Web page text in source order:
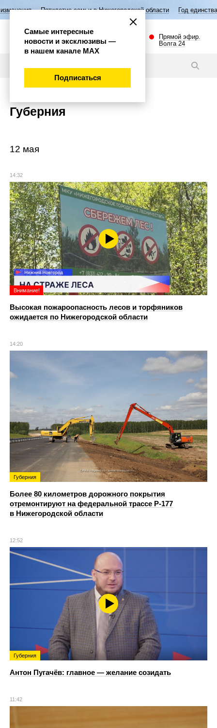
семьи в Нижегородской области Год единства народов России
Прямой эфир.
Волга 24
Губерния
12 мая
14:32
Внимание!
Высокая пожароопасность лесов и торфяников
ожидается по Нижегородской области
14:20
Губерния
Более 80 километров дорожного покрытия
отремонтируют на федеральной трассе Р-177
в Нижегородской области
12:52
Губерния
Антон Пугачёв: главное — желание созидать
11:42
Самые интересные
новости и эксклюзивы —
в нашем канале МАХ
Подписаться